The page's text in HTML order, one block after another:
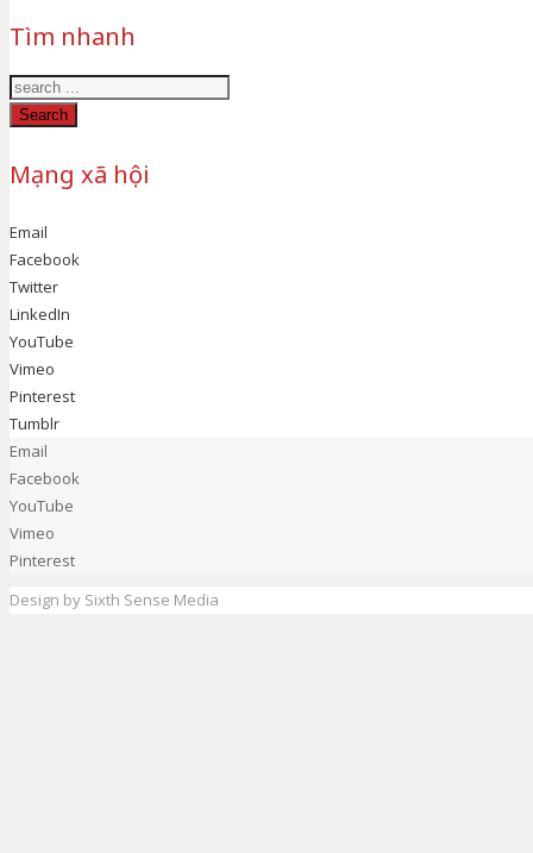
Tìm nhanh
Search
Mạng xã hội
Email
Facebook
Twitter
LinkedIn
YouTube
Vimeo
Pinterest
Tumblr
Email
Facebook
YouTube
Vimeo
Pinterest
Design by Sixth Sense Media